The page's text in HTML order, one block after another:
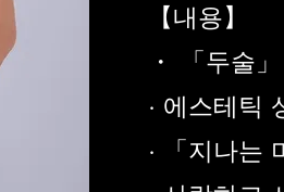
【내용】
・ 「두술
· 에스테틱
· 「지나는